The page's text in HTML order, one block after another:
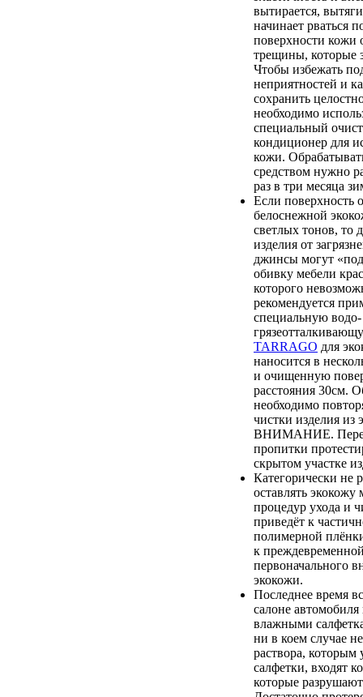
вытирается,
начинает рваться
поверхности кожи
трещины, которые
Чтобы избежать
неприятностей и
сохранить
необходимо
специальный
кондиционер для
кожи.
средством нужно
раз в три месяца
Если поверхность
белоснежной
светлых тонов, то
изделия от
джинсы могут
обивку мебели
которого
рекомендуется
специальную
TARRAGO для
наносится в
и очищенную
расстояния 30см.
необходимо
чистки изделия из
ВНИМАНИЕ.
пропитки
скрытом участке
Категорически не
оставлять экокожу
процедур ухода и
приведёт к
полимерной
к
первоначального
экокожи.
Последнее время
салоне
влажными
ни в коем случае
раствора,
салфетки, входят
которые